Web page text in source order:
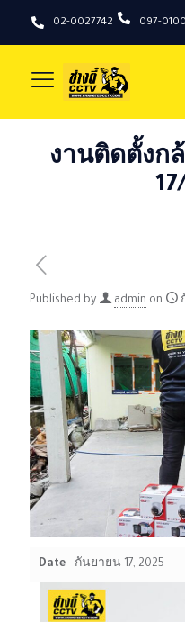
02-0027742 097-
งานติดตั้งก
Published by admin on
Date กันยายน 17, 2025